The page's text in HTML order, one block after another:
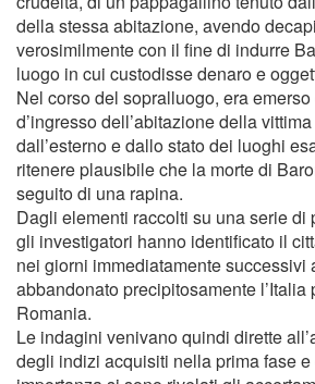
della stessa abitazione, avendo
verosimilmente con il fine di indurre
luogo in cui custodisse denaro e
Nel corso del sopralluogo, era
d’ingresso dell’abitazione della
dall’esterno e dallo stato dei luoghi
ritenere plausibile che la morte di
seguito di una rapina.
Dagli elementi raccolti su una serie di
gli investigatori hanno identificato il
nei giorni immediatamente successivi
abbandonato precipitosamente l’Italia
Romania.
Le indagini venivano quindi dirette
degli indizi acquisiti nella prima fase